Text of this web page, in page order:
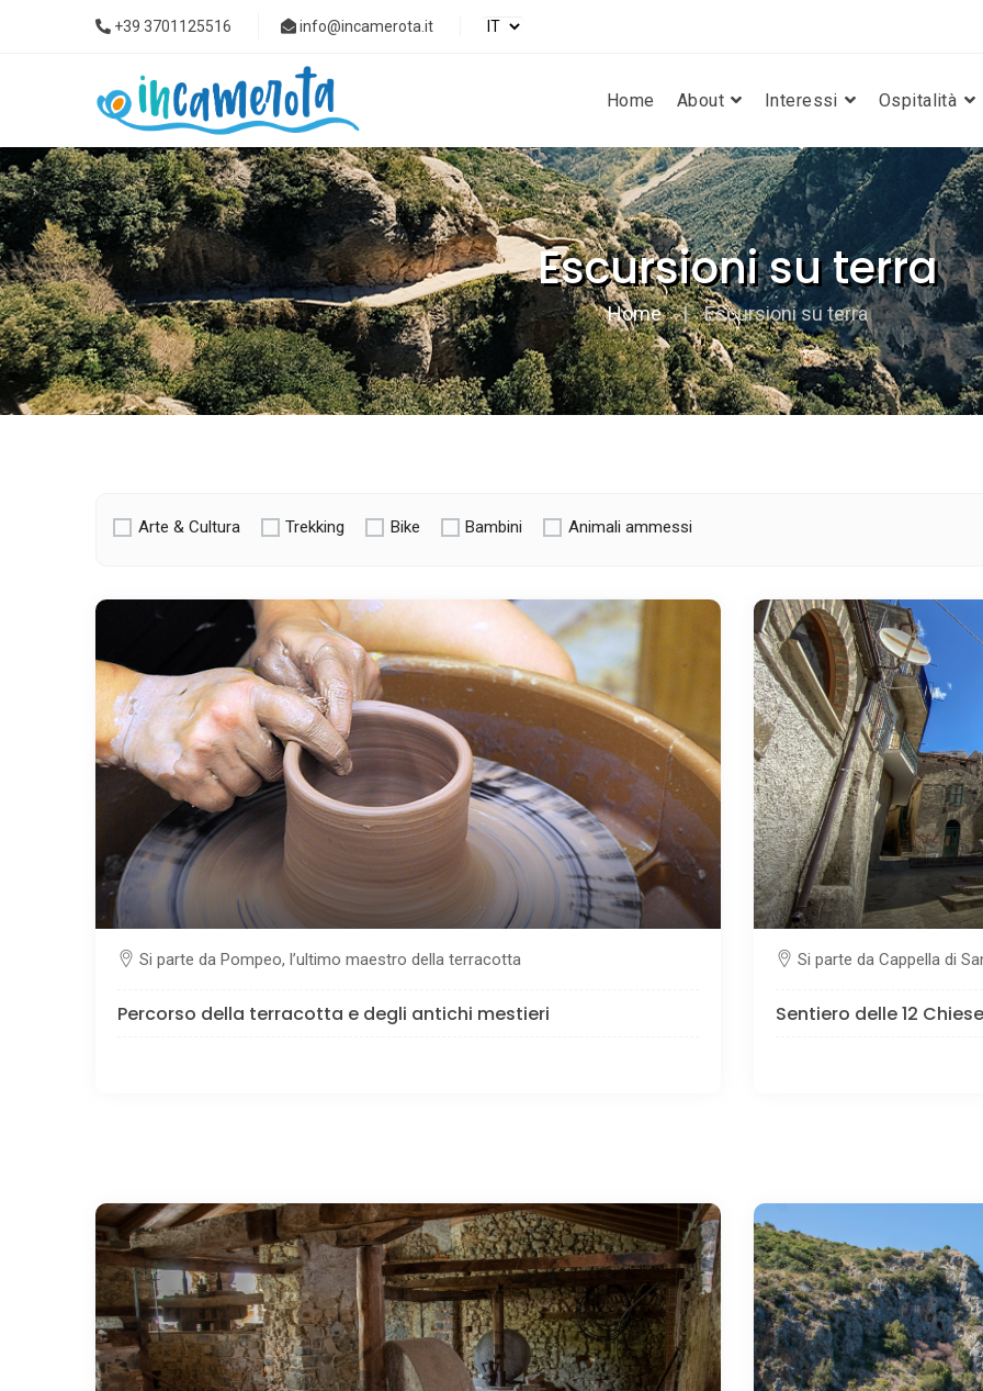
+39 3701125516 info@incamerota.it
Home About Interessi Ospitalità
Escursioni su terra
Home Escursioni su terra
Arte & Cultura Trekking Bike Bambini Animali ammessi
Si parte da Pompeo, l’ultimo maestro della terracotta
Percorso della terracotta e degli antichi mestieri
Si parte da Cappella di
Sentiero delle 12 Chiese